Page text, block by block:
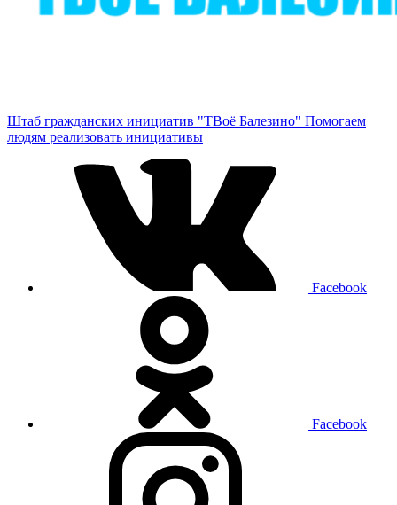
Штаб гражданских инициатив "ТВоё Балезино" Помогаем
людям реализовать инициативы
Facebook
Facebook